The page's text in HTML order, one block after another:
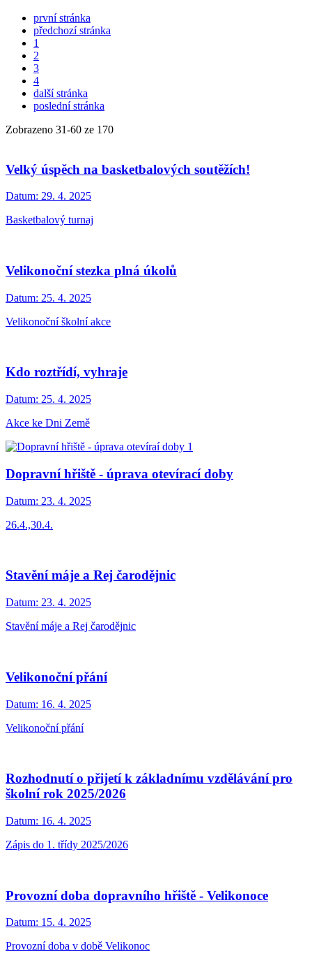
první stránka
předchozí stránka
1
2
3
4
další stránka
poslední stránka
Zobrazeno 31-60 ze 170
Velký úspěch na basketbalových soutěžích!
Datum: 29. 4. 2025
Basketbalový turnaj
Velikonoční stezka plná úkolů
Datum: 25. 4. 2025
Velikonoční školní akce
Kdo roztřídí, vyhraje
Datum: 25. 4. 2025
Akce ke Dni Země
Dopravní hřiště - úprava otevírací doby
Datum: 23. 4. 2025
26.4.,30.4.
Stavění máje a Rej čarodějnic
Datum: 23. 4. 2025
Stavění máje a Rej čarodějnic
Velikonoční přání
Datum: 16. 4. 2025
Velikonoční přání
Rozhodnutí o přijetí k základnímu vzdělávání pro
školní rok 2025/2026
Datum: 16. 4. 2025
Zápis do 1. třídy 2025/2026
Provozní doba dopravního hřiště - Velikonoce
Datum: 15. 4. 2025
Provozní doba v době Velikonoc